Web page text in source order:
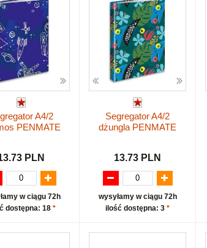
A4/2
PENMATE
PLN
w ciągu 72h
dostępna: 18 *
Segregator A4/2
dżungla PENMATE
13.73 PLN
wysyłamy w ciągu 72h
ilość dostępna: 3 *